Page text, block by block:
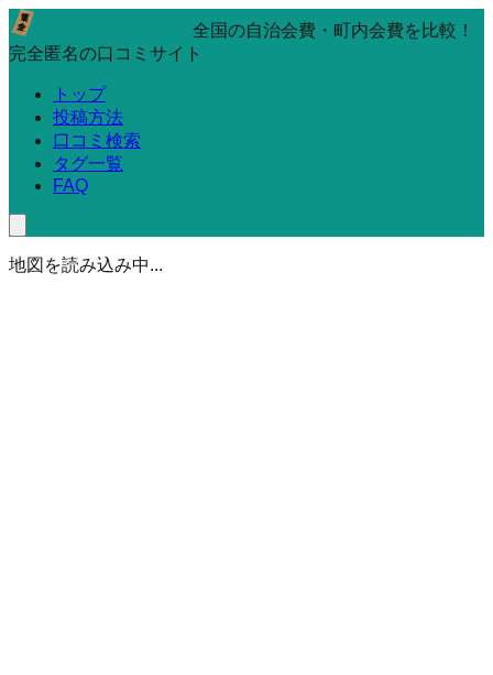
全国の自治会費・町内会費を比較！
完全匿名の口コミサイト
トップ
投稿方法
口コミ検索
タグ一覧
FAQ
地図を読み込み中...